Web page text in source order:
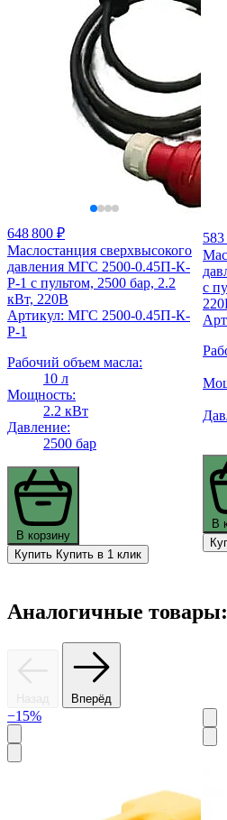
648 800 ₽
Маслостанция сверхвысокого
давления МГС 2500-0.45П-К-
Р-1 с пультом, 2500 бар, 2.2
кВт, 220В
Артикул: МГС 2500-0.45П-К-
Р-1
Рабочий объем масла:
10 л
Мощность:
2.2 кВт
Давление:
2500 бар
В корзину
Купить Купить в 1 клик
с
В
Аналогичные товары:
Назад Вперёд
−15%